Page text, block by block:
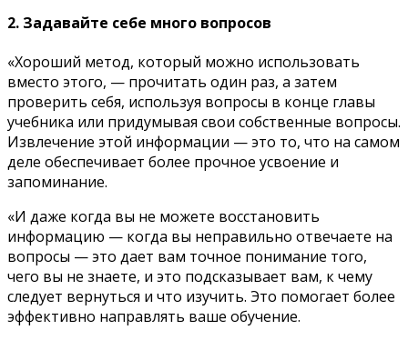
2. Задавайте себе много вопросов
«Хороший метод, который можно использовать
вместо этого, — прочитать один раз, а затем
проверить себя, используя вопросы в конце главы
учебника или придумывая свои собственные вопросы.
Извлечение этой информации — это то, что на самом
деле обеспечивает более прочное усвоение и
запоминание.
«И даже когда вы не можете восстановить
информацию — когда вы неправильно отвечаете на
вопросы — это дает вам точное понимание того,
чего вы не знаете, и это подсказывает вам, к чему
следует вернуться и что изучить. Это помогает более
эффективно направлять ваше обучение.